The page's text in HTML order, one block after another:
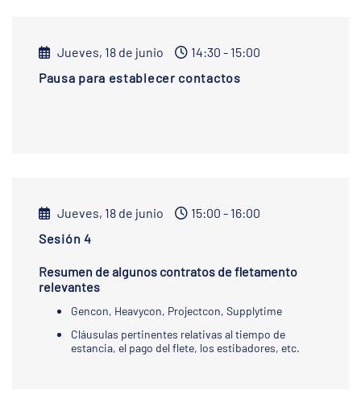
Jueves, 18 de junio
14:30 - 15:00
Pausa para establecer contactos
Jueves, 18 de junio
15:00 - 16:00
Sesión 4
Resumen de algunos contratos de fletamento
relevantes
Gencon, Heavycon, Projectcon, Supplytime
Cláusulas pertinentes relativas al tiempo de
estancia, el pago del flete, los estibadores, etc.